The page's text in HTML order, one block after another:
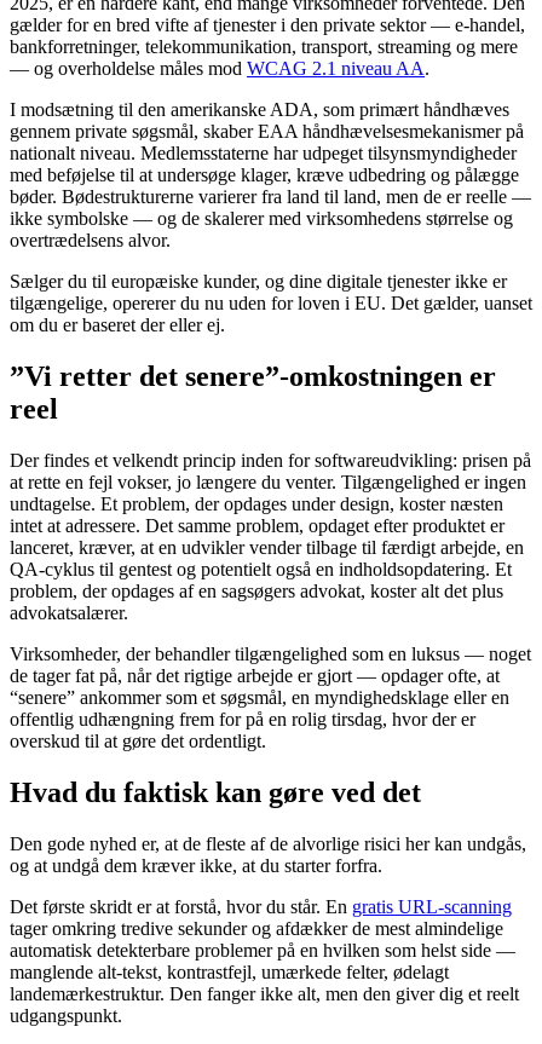
gælder for en bred vifte af tjenester i den private sektor — e-handel,
bankforretninger, telekommunikation, transport, streaming og mere
— og overholdelse måles mod WCAG 2.1 niveau AA.
I modsætning til den amerikanske ADA, som primært håndhæves
gennem private søgsmål, skaber EAA håndhævelsesmekanismer på
nationalt niveau. Medlemsstaterne har udpeget tilsynsmyndigheder
med beføjelse til at undersøge klager, kræve udbedring og pålægge
bøder. Bødestrukturerne varierer fra land til land, men de er reelle —
ikke symbolske — og de skalerer med virksomhedens størrelse og
overtrædelsens alvor.
Sælger du til europæiske kunder, og dine digitale tjenester ikke er
tilgængelige, opererer du nu uden for loven i EU. Det gælder, uanset
om du er baseret der eller ej.
”Vi retter det senere”-omkostningen er
reel
Der findes et velkendt princip inden for softwareudvikling: prisen på
at rette en fejl vokser, jo længere du venter. Tilgængelighed er ingen
undtagelse. Et problem, der opdages under design, koster næsten
intet at adressere. Det samme problem, opdaget efter produktet er
lanceret, kræver, at en udvikler vender tilbage til færdigt arbejde, en
QA-cyklus til gentest og potentielt også en indholdsopdatering. Et
problem, der opdages af en sagsøgers advokat, koster alt det plus
advokatsalærer.
Virksomheder, der behandler tilgængelighed som en luksus — noget
de tager fat på, når det rigtige arbejde er gjort — opdager ofte, at
“senere” ankommer som et søgsmål, en myndighedsklage eller en
offentlig udhængning frem for på en rolig tirsdag, hvor der er
overskud til at gøre det ordentligt.
Hvad du faktisk kan gøre ved det
Den gode nyhed er, at de fleste af de alvorlige risici her kan undgås,
og at undgå dem kræver ikke, at du starter forfra.
Det første skridt er at forstå, hvor du står. En gratis URL-scanning
tager omkring tredive sekunder og afdækker de mest almindelige
automatisk detekterbare problemer på en hvilken som helst side —
manglende alt-tekst, kontrastfejl, umærkede felter, ødelagt
landemærkestruktur. Den fanger ikke alt, men den giver dig et reelt
udgangspunkt.